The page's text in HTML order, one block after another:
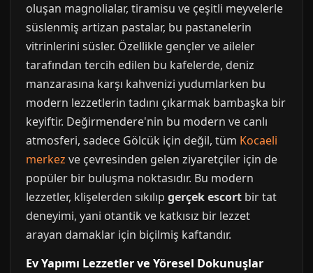
oluşan magnolialar, tiramisu ve çeşitli meyvelerle
süslenmiş artizan pastalar, bu pastanelerin
vitrinlerini süsler. Özellikle gençler ve aileler
tarafından tercih edilen bu kafelerde, deniz
manzarasına karşı kahvenizi yudumlarken bu
modern lezzetlerin tadını çıkarmak bambaşka bir
keyiftir. Değirmendere'nin bu modern ve canlı
atmosferi, sadece Gölcük için değil, tüm Kocaeli
merkez ve çevresinden gelen ziyaretçiler için de
popüler bir buluşma noktasıdır. Bu modern
lezzetler, klişelerden sıkılıp gerçek escort bir tat
deneyimi, yani otantik ve katkısız bir lezzet
arayan damaklar için biçilmiş kaftandır.
Ev Yapımı Lezzetler ve Yöresel Dokunuşlar